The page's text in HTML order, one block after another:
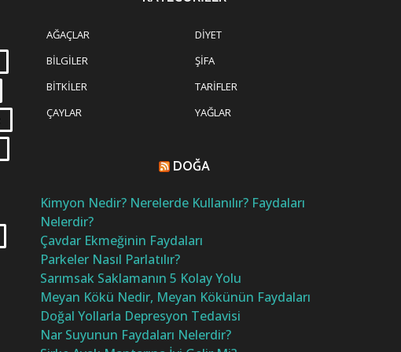
AĞAÇLAR
BILGILER
BITKILER
ÇAYLAR
DIYET
ŞIFA
TARIFLER
YAĞLAR
DOĞA
Kimyon Nedir? Nerelerde Kullanılır? Faydaları
Nelerdir?
Çavdar Ekmeğinin Faydaları
Parkeler Nasıl Parlatılır?
Sarımsak Saklamanın 5 Kolay Yolu
Meyan Kökü Nedir, Meyan Kökünün Faydaları
Doğal Yollarla Depresyon Tedavisi
Nar Suyunun Faydaları Nelerdir?